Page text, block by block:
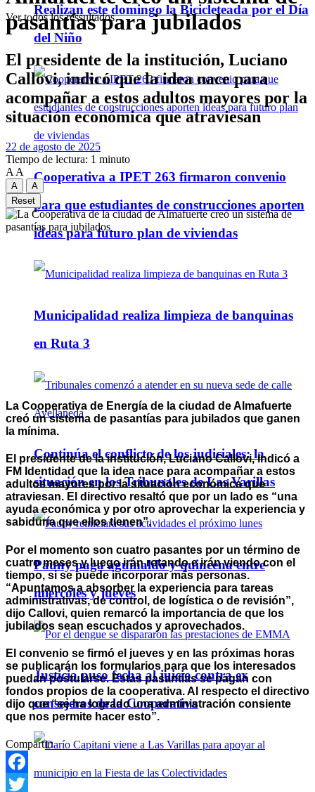
Realizan este domingo la Bicicleteada por el Día
del Niño
Cooperativa a IPET 263 firmaron convenio
para que estudiantes de construcciones aporten
ideas para futuro plan de viviendas
Municipalidad realiza limpieza de banquinas
en Ruta 3
Continúa el conflicto de los judiciales: la
situación en los Tribunales de Las Varillas
Pauny paga aguinaldo y quincena entre
miércoles y jueves
Justicia puso fecha al juicio contra ex
consejeros de la Cooperativa
Ver todos los ressultados
pasantías para jubilados
El presidente de la institución, Luciano
Callovi, indicó que la idea nace para
acompañar a estos adultos mayores por la
situación económica que atraviesan
22 de agosto de 2025
Tiempo de lectura: 1 minuto
A A
A
A
Reset
La Cooperativa de Energía de la ciudad de Almafuerte
creó un sistema de pasantías para jubilados que ganen
la mínima.
El presidente de la institución, Luciano Callovi, indicó a
FM Identidad que la idea nace para acompañar a estos
adultos mayores por la situación económica que
atraviesan. El directivo resaltó que por un lado es “una
ayuda económica y por otro aprovechar la experiencia y
sabiduría que ellos tienen”.
Por el momento son cuatro pasantes por un término de
cuatro meses y luego irán rotando e irán viendo con el
tiempo, si se puede incorporar más personas.
“Apuntamos a absorber la experiencia para tareas
administrativas, de control, de logística o de revisión”,
dijo Callovi, quien remarcó la importancia de que los
jubilados sean escuchados y aprovechados.
El convenio se firmó el jueves y en las próximas horas
se publicarán los formularios para que los interesados
puedan postularse. Estas pasantías se pagan con
fondos propios de la cooperativa. Al respecto el directivo
dijo que “se ha logrado una administración consiente
que nos permite hacer esto”.
Compartir:
Facebook